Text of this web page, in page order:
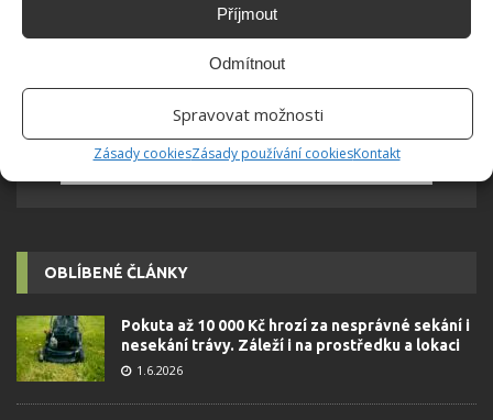
Příjmout
Odmítnout
Spravovat možnosti
Zásady cookiesZásady používání cookiesKontakt
OBLÍBENÉ ČLÁNKY
Pokuta až 10 000 Kč hrozí za nesprávné sekání i
nesekání trávy. Záleží i na prostředku a lokaci
1.6.2026